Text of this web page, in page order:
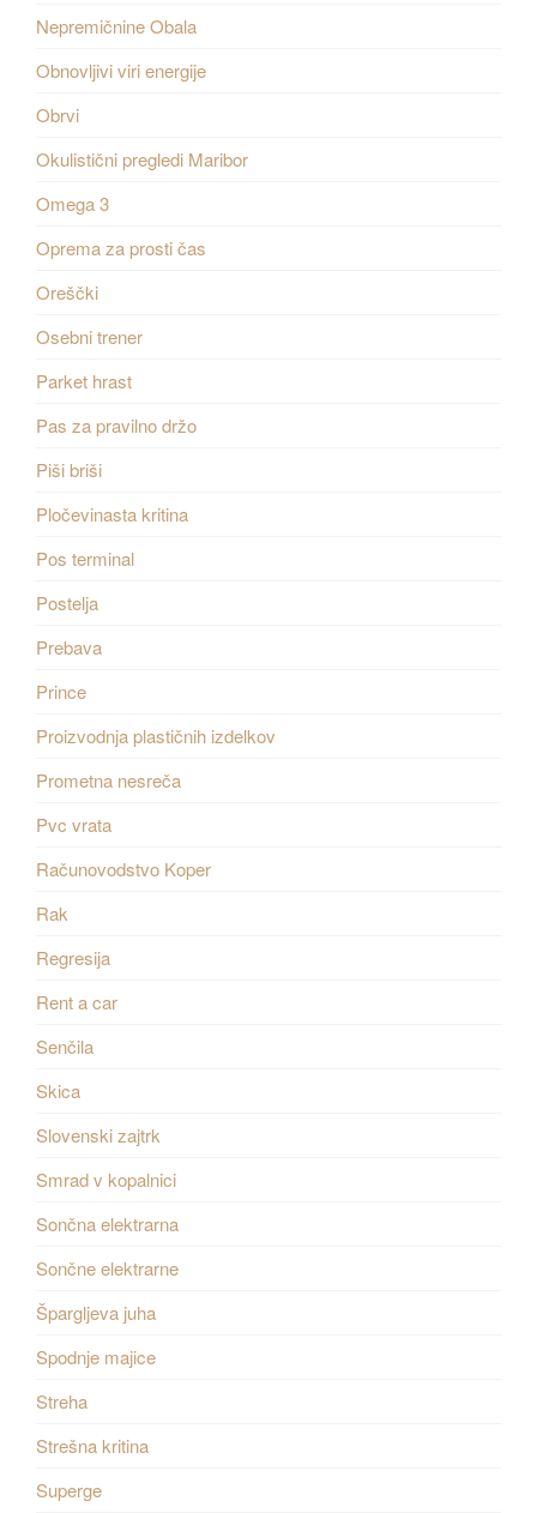
Nepremičnine Obala
Obnovljivi viri energije
Obrvi
Okulistični pregledi Maribor
Omega 3
Oprema za prosti čas
Oreščki
Osebni trener
Parket hrast
Pas za pravilno držo
Piši briši
Pločevinasta kritina
Pos terminal
Postelja
Prebava
Prince
Proizvodnja plastičnih izdelkov
Prometna nesreča
Pvc vrata
Računovodstvo Koper
Rak
Regresija
Rent a car
Senčila
Skica
Slovenski zajtrk
Smrad v kopalnici
Sončna elektrarna
Sončne elektrarne
Špargljeva juha
Spodnje majice
Streha
Strešna kritina
Superge